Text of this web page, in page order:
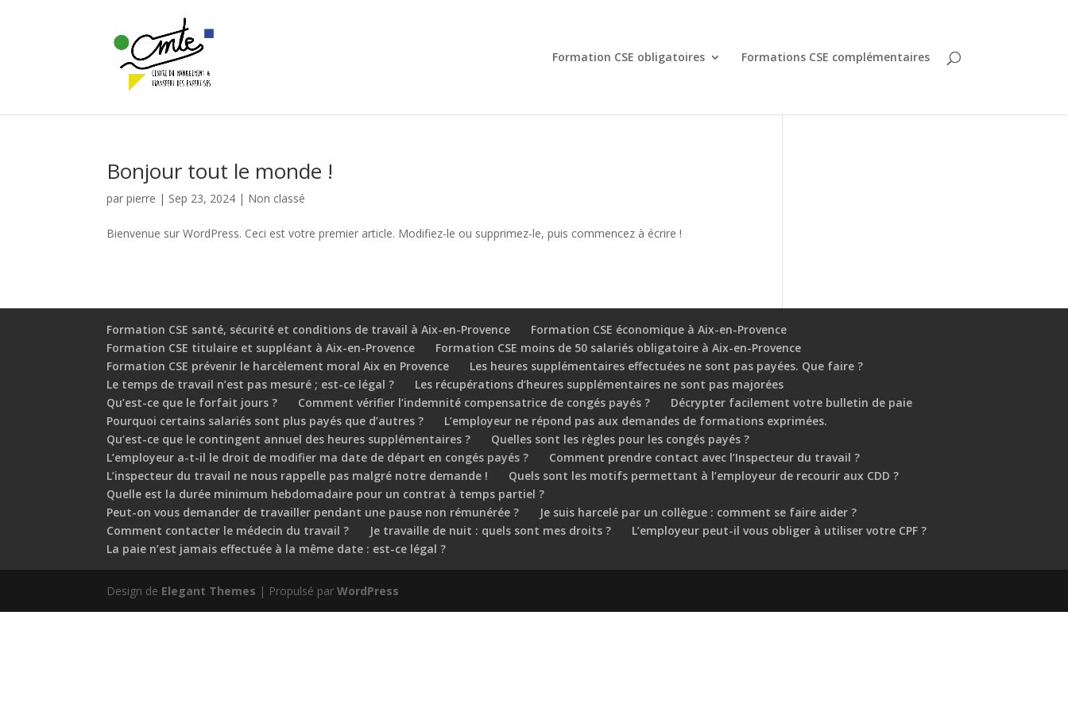
Formation CSE obligatoires Formations CSE complémentaires
Bonjour tout le monde !
parpierre | Sep 23, 2024 | Non classé
Bienvenue sur WordPress. Ceci est votre premier article. Modifiez-le ou supprimez-le, puis commencez à écrire !
Formation CSE santé, sécurité et conditions de travail à Aix-en-Provence
Formation CSE économique à Aix-en-Provence
Formation CSE titulaire et suppléant à Aix-en-Provence
Formation CSE moins de 50 salariés obligatoire à Aix-en-Provence
Formation CSE prévenir le harcèlement moral Aix en Provence
Les heures supplémentaires effectuées ne sont pas payées. Que faire ?
Le temps de travail n’est pas mesuré ; est-ce légal ?
Les récupérations d’heures supplémentaires ne sont pas majorées
Qu’est-ce que le forfait jours ?
Comment vérifier l’indemnité compensatrice de congés payés ?
Décrypter facilement votre bulletin de paie
Pourquoi certains salariés sont plus payés que d’autres ?
L’employeur ne répond pas aux demandes de formations exprimées.
Qu’est-ce que le contingent annuel des heures supplémentaires ?
Quelles sont les règles pour les congés payés ?
L’employeur a-t-il le droit de modifier ma date de départ en congés payés ?
Comment prendre contact avec l’Inspecteur du travail ?
L’inspecteur du travail ne nous rappelle pas malgré notre demande !
Quels sont les motifs permettant à l’employeur de recourir aux CDD ?
Quelle est la durée minimum hebdomadaire pour un contrat à temps partiel ?
Peut-on vous demander de travailler pendant une pause non rémunérée ?
Je suis harcelé par un collègue : comment se faire aider ?
Comment contacter le médecin du travail ?
Je travaille de nuit : quels sont mes droits ?
L’employeur peut-il vous obliger à utiliser votre CPF ?
La paie n’est jamais effectuée à la même date : est-ce légal ?
Design de Elegant Themes | Propulsé parWordPress